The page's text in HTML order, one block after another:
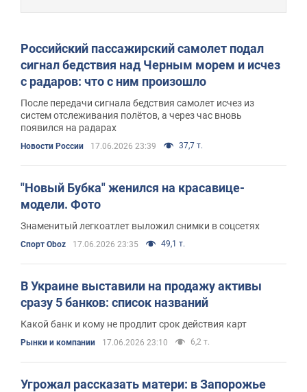
Российский пассажирский самолет подал
сигнал бедствия над Черным морем и исчез
с радаров: что с ним произошло
После передачи сигнала бедствия самолет исчез из
систем отслеживания полётов, а через час вновь
появился на радарах
Новости России 17.06.2026 23:39 37,7 т.
"Новый Бубка" женился на красавице-
модели. Фото
Знаменитый легкоатлет выложил снимки в соцсетях
Спорт Oboz 17.06.2026 23:35 49,1 т.
В Украине выставили на продажу активы
сразу 5 банков: список названий
Какой банк и кому не продлит срок действия карт
Рынки и компании 17.06.2026 23:10 6,2 т.
Угрожал рассказать матери: в Запорожье